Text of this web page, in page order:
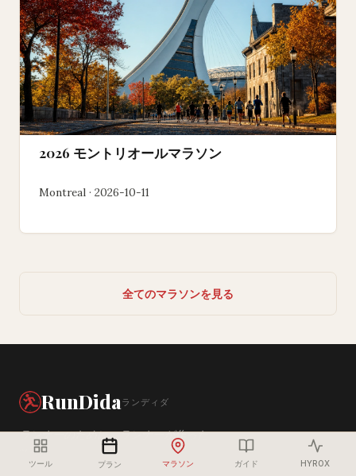
2026 モントリオールマラソン
Montreal · 2026-10-11
全てのマラソンを見る
RunDidaランディダ
ランナーのために、ランナーが作った
ツール
ツール プラン マラソン ガイド HYROX